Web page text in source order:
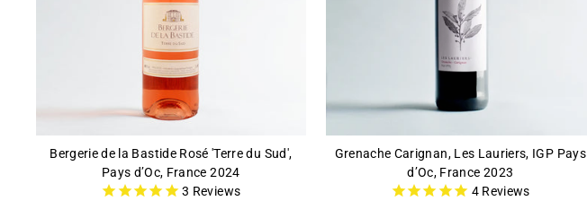
Bergerie de la Bastide Rosé 'Terre du Sud',
Pays d’Oc, France 2024
3 Reviews
Grenache Carignan, Les Lauriers, IGP Pays
d’Oc, France 2023
4Reviews